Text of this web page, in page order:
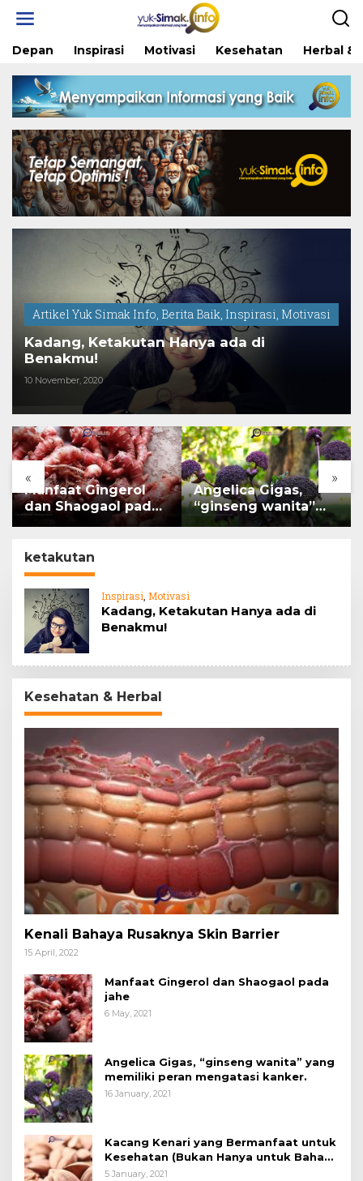
Depan Inspirasi Motivasi Kesehatan Herbal &
Artikel Yuk Simak Info, Berita Baik, Inspirasi, Motivasi
Kadang, Ketakutan Hanya ada di
Benakmu!
10 November, 2020
« »
Manfaat Gingerol
dan Shaogaol pada
Angelica Gigas,
“ginseng wanita”
yang memiliki peran
ketakutan
Inspirasi Motivasi
Kadang, Ketakutan Hanya ada di
Benakmu!
Kesehatan & Herbal
Kenali Bahaya Rusaknya Skin Barrier
15 April, 2022
Manfaat Gingerol dan Shaogaol pada
jahe
6 May, 2021
Angelica Gigas, “ginseng wanita” yang
memiliki peran mengatasi kanker.
16 January, 2021
Kacang Kenari yang Bermanfaat untuk
Kesehatan (Bukan Hanya untuk Bahan
Kue)
5 January, 2021